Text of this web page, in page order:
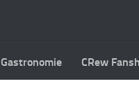
Gastronomie CRew